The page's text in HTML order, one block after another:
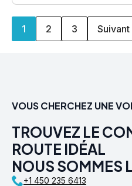
1 2 3 Suivant
VOUS CHERCHEZ UNE
TROUVEZ LE
ROUTE IDÉAL
NOUS SOMMES
+1 450 235 6413